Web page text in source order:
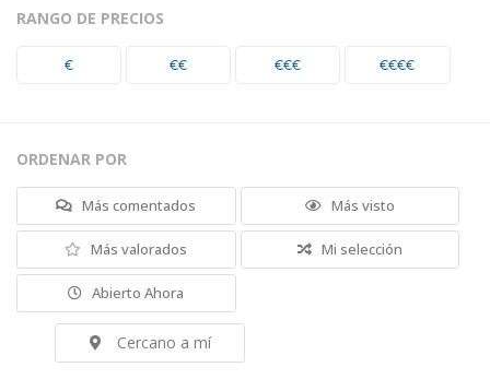
RANGO DE PRECIOS
€ €€ €€€ €€€€
ORDENAR POR
Más comentados Más visto
Más valorados Mi selección
Abierto Ahora
Cercano a mí